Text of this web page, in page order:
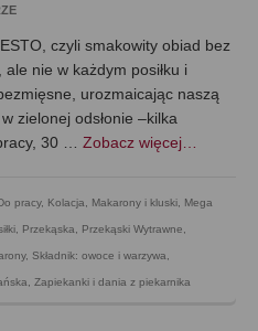
czyli smakowity obiad bez
nie w każdym posiłku i
urozmaicając naszą
zielonej odsłonie –kilka
30 … Zobacz więcej…
pracy, Kolacja Makarony i kluski Mega
Przekąska Przekąski Wytrawne
, Składnik: owoce i warzywa
Zapiekanki i dania z piekarnika